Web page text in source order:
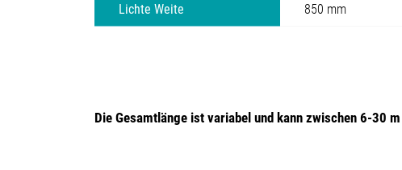
Lichte Weite 850 mm
Die Gesamtlänge ist variabel und kann zwischen 6-30